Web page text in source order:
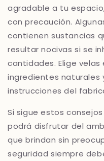
agradable a tu
con precaución.
contienen sustancias
resultar nocivas si se
cantidades. Elige
ingredientes naturales
instrucciones del
Si sigue estos
podrá disfrutar del
que brindan sin
seguridad siempre